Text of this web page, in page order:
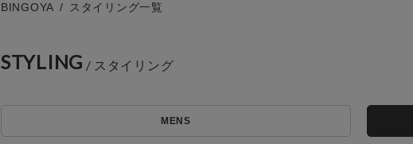
LADIES KIDS
価格
BINGOYA スタイリング一覧
STYLING
MENS